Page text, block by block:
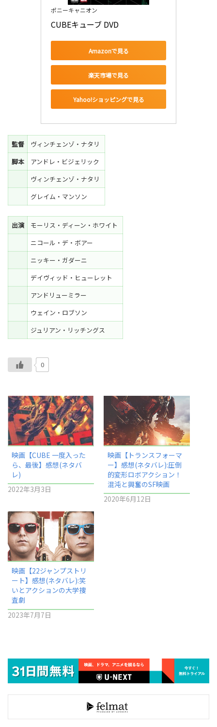
ポニーキャニオン
CUBEキューブ DVD
Amazonで見る
楽天市場で見る
Yahoo!ショッピングで見る
監督
ヴィンチェンゾ・ナタリ
脚本
アンドレ・ビジェリック
ヴィンチェンゾ・ナタリ
グレイム・マンソン
出演
モーリス・ディーン・ホワイト
ニコール・デ・ボアー
ニッキー・ガダーニ
デイヴィッド・ヒューレット
アンドリューミラー
ウェイン・ロブソン
ジュリアン・リッチングス
0
映画【CUBE 一度入った
ら、最後】感想(ネタバ
レ)
2022年3月3日
映画【トランスフォーマ
ー】感想(ネタバレ):圧倒
的変形ロボアクション！
混沌と興奮のSF映画
2020年6月12日
映画【22ジャンプストリ
ート】感想(ネタバレ):笑
いとアクションの大学捜
査劇
2023年7月7日